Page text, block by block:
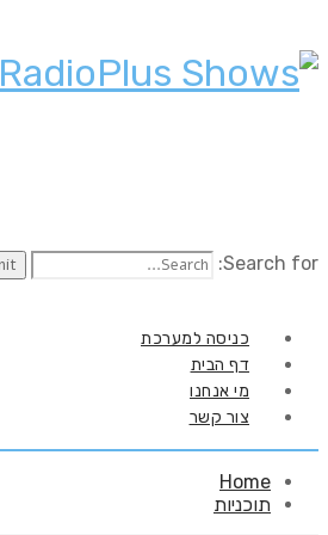
Search for:
כניסה למערכת
דף הבית
מי אנחנו
צור קשר
Home
תוכניות